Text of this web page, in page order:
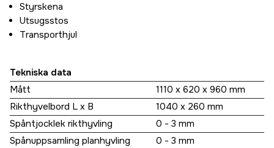
Styrskena
Utsugsstos
Transporthjul
Tekniska data
Mått
1110 x 620 x 960 mm
Rikthyvelbord L x B
1040 x 260 mm
Spåntjocklek rikthyvling
0 - 3 mm
Spånuppsamling planhyvling
0 - 3 mm